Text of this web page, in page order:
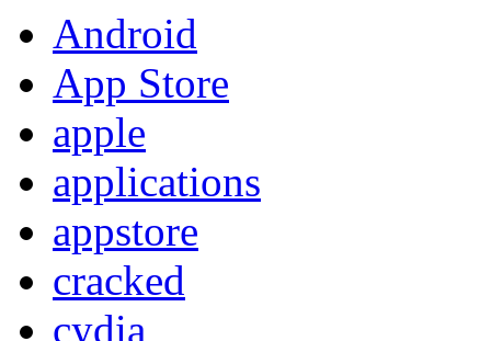
Android
App Store
apple
applications
appstore
cracked
cydia